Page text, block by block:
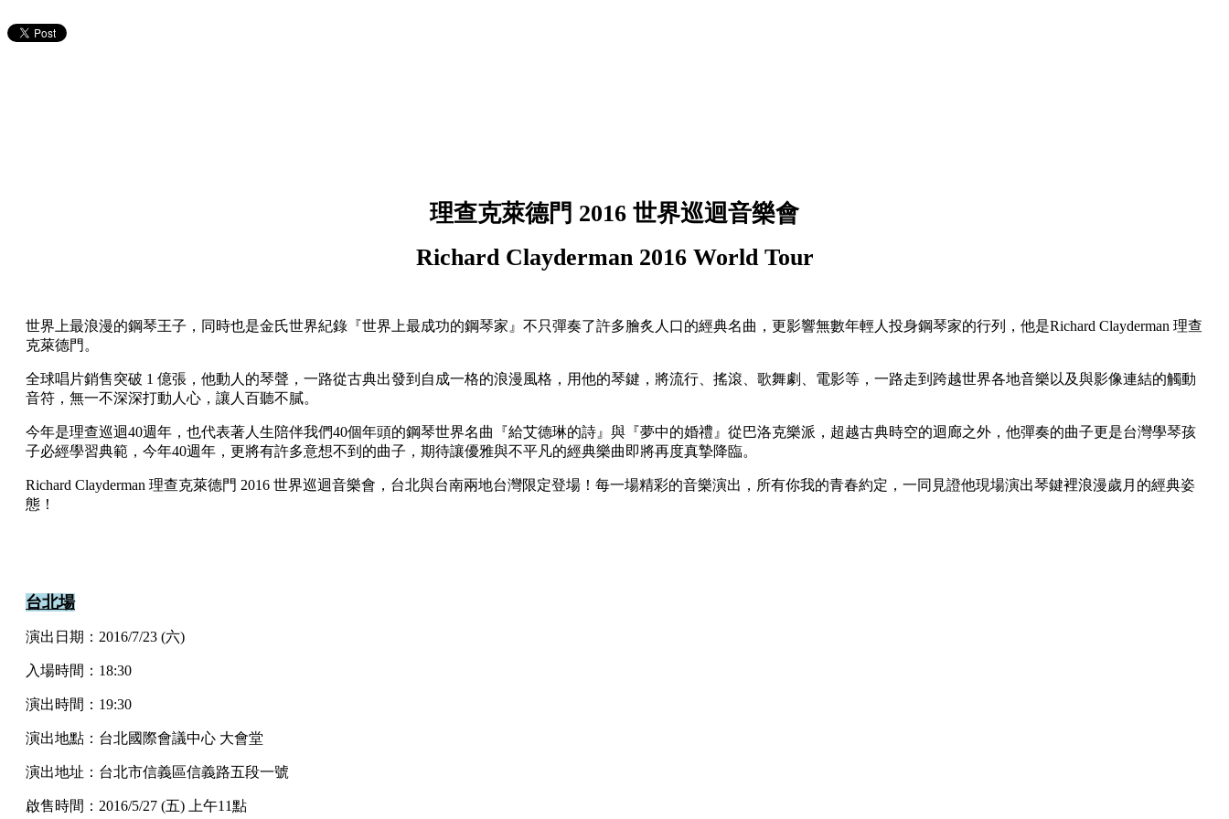
理查克萊德門 2016 世界巡迴音樂會
Richard Clayderman 2016 World Tour
世界上最浪漫的鋼琴王子，同時也是金氏世界紀錄『世界上最成功的鋼琴家』不只彈奏了許多膾炙人口的經典名曲，更影響無數年輕人投身鋼琴家的行列，他是Richard Clayderman 理查
克萊德門。
全球唱片銷售突破 1 億張，他動人的琴聲，一路從古典出發到自成一格的浪漫風格，用他的琴鍵，將流行、搖滾、歌舞劇、電影等，一路走到跨越世界各地音樂以及與影像連結的觸動
音符，無一不深深打動人心，讓人百聽不膩。
今年是理查巡迴40週年，也代表著人生陪伴我們40個年頭的鋼琴世界名曲『給艾德琳的詩』與『夢中的婚禮』從巴洛克樂派，超越古典時空的迴廊之外，他彈奏的曲子更是台灣學琴孩
子必經學習典範，今年40週年，更將有許多意想不到的曲子，期待讓優雅與不平凡的經典樂曲即將再度真摯降臨。
Richard Clayderman 理查克萊德門 2016 世界巡迴音樂會，台北與台南兩地台灣限定登場！每一場精彩的音樂演出，所有你我的青春約定，一同見證他現場演出琴鍵裡浪漫歲月的經典姿
態！
台北場
演出日期：2016/7/23 (六)
入場時間：18:30
演出時間：19:30
演出地點：台北國際會議中心 大會堂
演出地址：台北市信義區信義路五段一號
啟售時間：2016/5/27 (五) 上午11點